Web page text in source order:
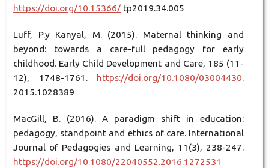
https://doi.org/10.15366/tp2019.34.005
Luff, P.y Kanyal, M. (2015). Maternal thinking and
beyond: towards a care-full pedagogy for early
childhood. Early Child Development and Care, 185 (11-
12), 1748-1761. https://doi.org/10.1080/03004430.
2015.1028389
MacGill, B. (2016). A paradigm shift in education:
pedagogy, standpoint and ethics of care. International
Journal of Pedagogies and Learning, 11(3), 238-247.
https://doi.org/10.1080/22040552.2016.1272531